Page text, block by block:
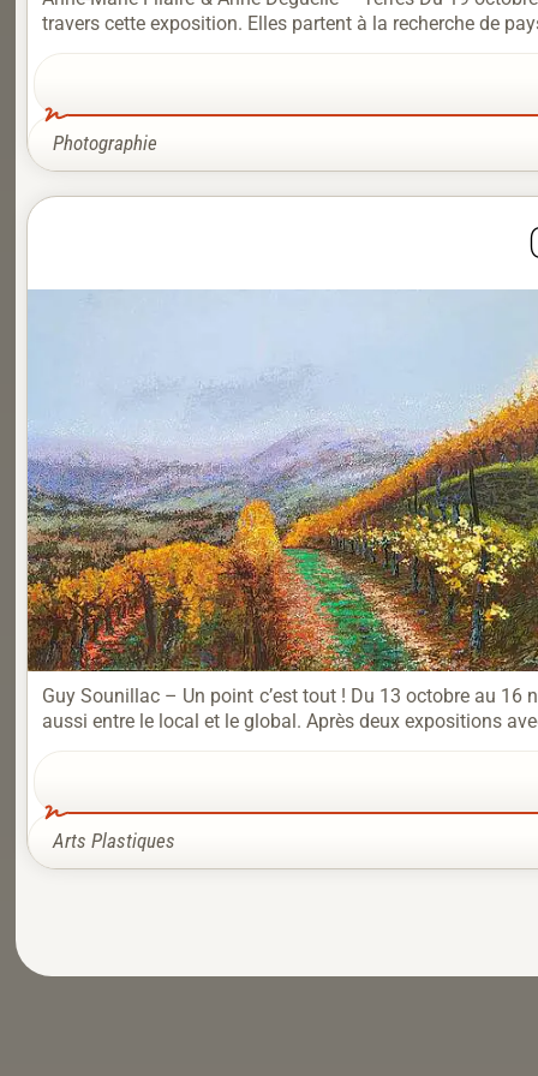
travers cette exposition. Elles partent à la recherche de
Photographie
Guy Sounillac – Un point c’est tout ! Du 13 octobre au
aussi entre le local et le global. Après deux expositions
Arts Plastiques